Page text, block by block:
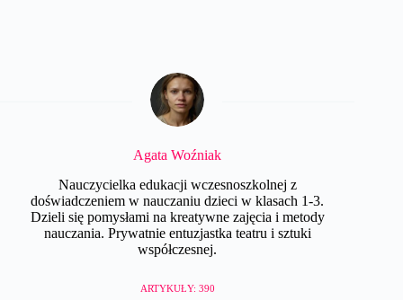
Agata Woźniak
Nauczycielka edukacji wczesnoszkolnej z
doświadczeniem w nauczaniu dzieci w klasach 1-3.
Dzieli się pomysłami na kreatywne zajęcia i metody
nauczania. Prywatnie entuzjastka teatru i sztuki
współczesnej.
ARTYKUŁY: 390